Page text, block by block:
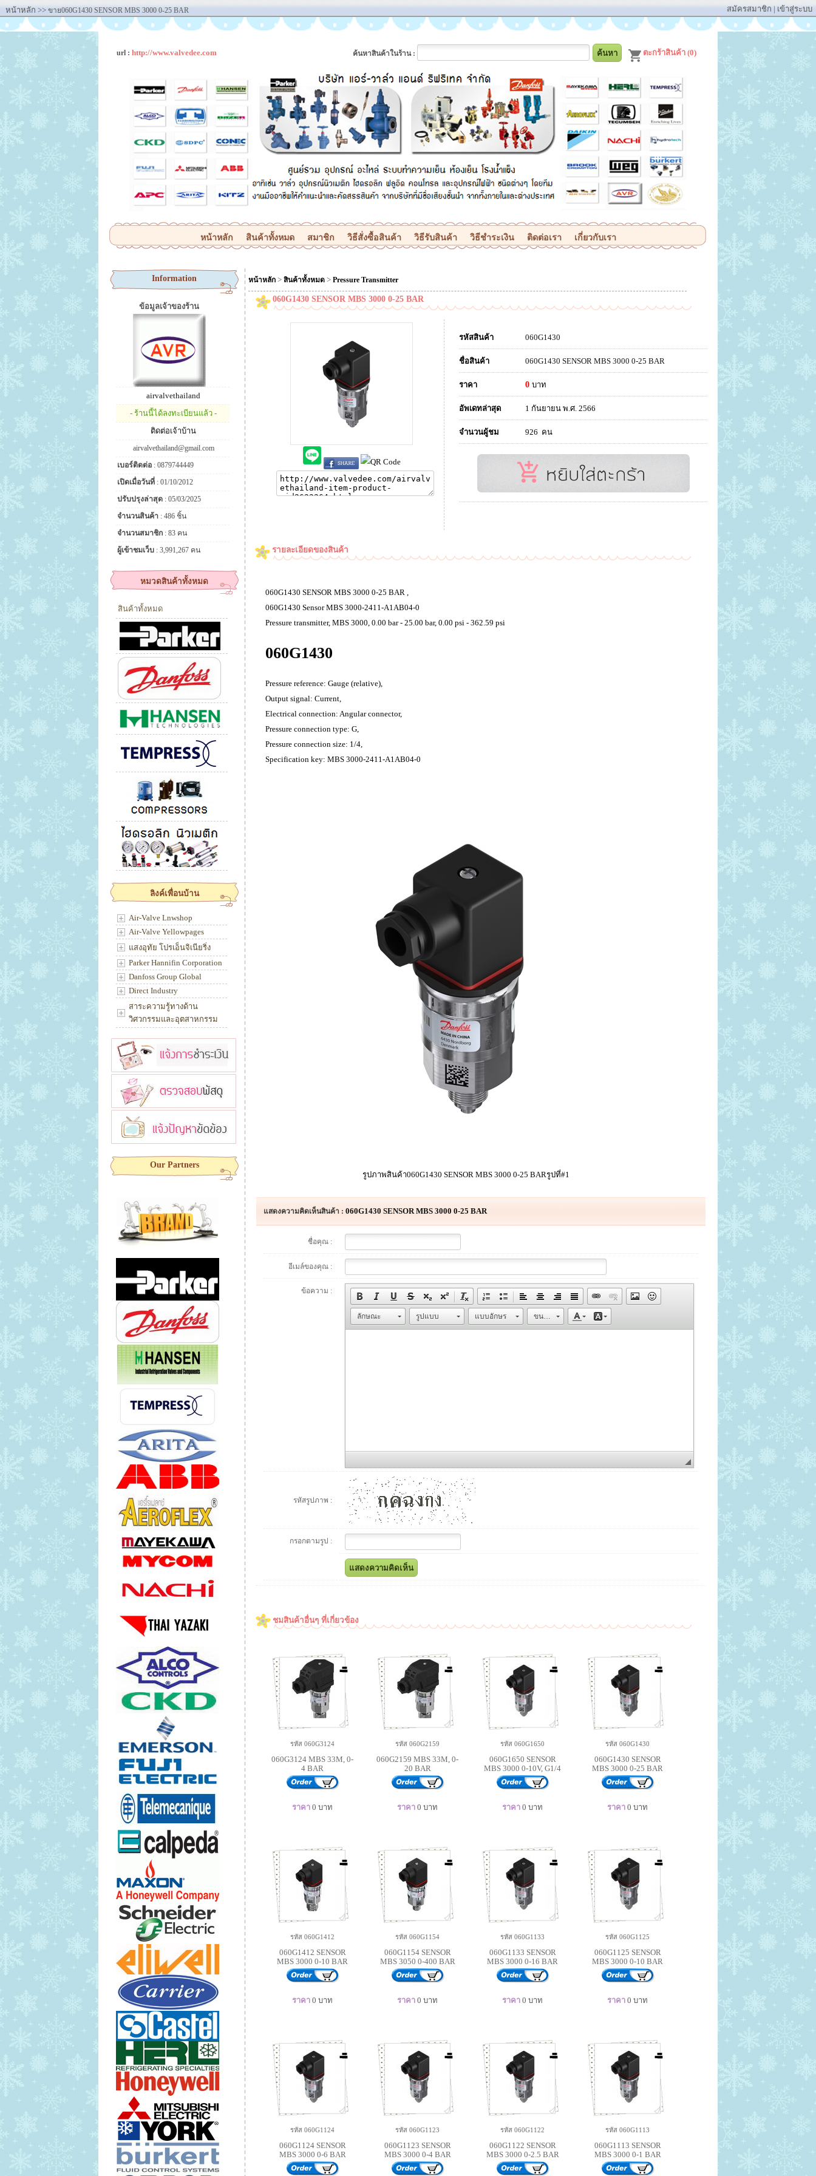
หน้าหลัก >> ขาย060G1430 SENSOR MBS 3000 0-25 BAR สมัครสมาชิก | เข้าสู่ระบบ
ตะกร้าสินค้า (0)
url : http://www.valvedee.com ค้นหาสินค้าในร้าน :
หน้าหลัก สินค้าทั้งหมด สมาชิก วิธีสั่งซื้อสินค้า วิธีรับสินค้า วิธีชำระเงิน ติดต่อเรา เกี่ยวกับเรา
Information
ข้อมูลเจ้าของร้าน
airvalvethailand
- ร้านนี้ได้ลงทะเบียนแล้ว -
ติดต่อเจ้าบ้าน
airvalvethailand@gmail.com
เบอร์ติดต่อ : 0879744449
เปิดเมื่อวันที่ : 01/10/2012
ปรับปรุงล่าสุด : 05/03/2025
จำนวนสินค้า : 486 ชิ้น
จำนวนสมาชิก : 83 คน
ผู้เข้าชมเว็บ : 3,991,267 คน
หมวดสินค้าทั้งหมด
สินค้าทั้งหมด
ลิงค์เพื่อนบ้าน
Air-Valve Lnwshop
Air-Valve Yellowpages
แสงอุทัย โปรเอ็นจิเนียริ่ง
Parker Hannifin Corporation
Danfoss Group Global
Direct Industry
สาระความรู้ทางด้าน
วิศวกรรมและอุตสาหกรรม
Our Partners
หน้าหลัก > สินค้าทั้งหมด > Pressure Transmitter
060G1430 SENSOR MBS 3000 0-25 BAR
รหัสสินค้า 060G1430
ชื่อสินค้า 060G1430 SENSOR MBS 3000 0-25 BAR
ราคา 0 บาท
อัพเดทล่าสุด 1 กันยายน พ.ศ. 2566
จำนวนผู้ชม 926 คน
รายละเอียดของสินค้า
060G1430 SENSOR MBS 3000 0-25 BAR ,
060G1430 Sensor MBS 3000-2411-A1AB04-0
Pressure transmitter, MBS 3000, 0.00 bar - 25.00 bar, 0.00 psi - 362.59 psi
060G1430
Pressure reference: Gauge (relative),
Output signal: Current,
Electrical connection: Angular connector,
Pressure connection type: G,
Pressure connection size: 1/4,
Specification key: MBS 3000-2411-A1AB04-0
รูปภาพสินค้า060G1430 SENSOR MBS 3000 0-25 BARรูปที่#1
แสดงความคิดเห็นสินค้า : 060G1430 SENSOR MBS 3000 0-25 BAR
ชื่อคุณ :
อีเมล์ของคุณ :
ข้อความ :
ลักษณะ รูปแบบ แบบอักษร ขนาด
รหัสรูปภาพ :
กรอกตามรูป :
ชมสินค้าอื่นๆ ที่เกี่ยวข้อง
รหัส 060G3124
060G3124 MBS 33M, 0-
4 BAR
ราคา 0 บาท
รหัส 060G2159
060G2159 MBS 33M, 0-
20 BAR
ราคา 0 บาท
รหัส 060G1650
060G1650 SENSOR
MBS 3000 0-10V, G1/4
ราคา 0 บาท
รหัส 060G1430
060G1430 SENSOR
MBS 3000 0-25 BAR
ราคา 0 บาท
รหัส 060G1412
060G1412 SENSOR
MBS 3000 0-10 BAR
ราคา 0 บาท
รหัส 060G1154
060G1154 SENSOR
MBS 3050 0-400 BAR
ราคา 0 บาท
รหัส 060G1133
060G1133 SENSOR
MBS 3000 0-16 BAR
ราคา 0 บาท
รหัส 060G1125
060G1125 SENSOR
MBS 3000 0-10 BAR
ราคา 0 บาท
รหัส 060G1124
060G1124 SENSOR
MBS 3000 0-6 BAR
รหัส 060G1123
060G1123 SENSOR
MBS 3000 0-4 BAR
รหัส 060G1122
060G1122 SENSOR
MBS 3000 0-2.5 BAR
รหัส 060G1113
060G1113 SENSOR
MBS 3000 0-1 BAR